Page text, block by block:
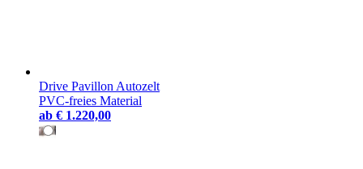
Drive Pavillon Autozelt
PVC-freies Material
ab € 1.220,00